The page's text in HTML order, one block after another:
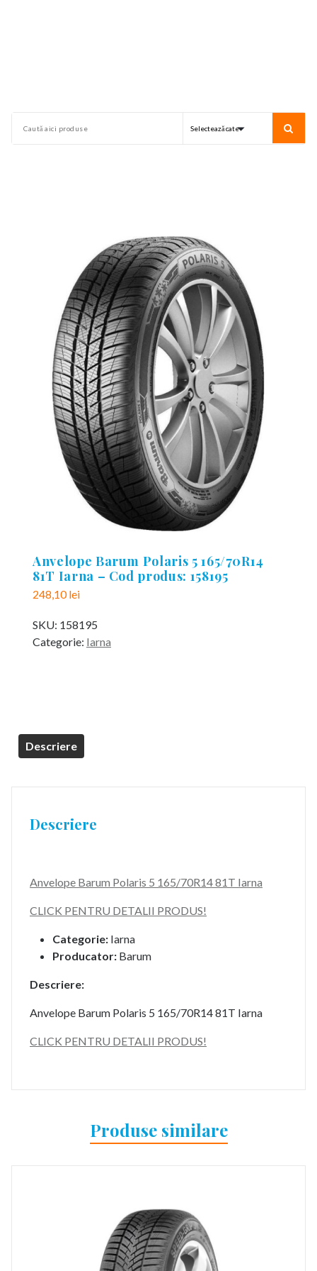
Anvelope Barum Polaris 5 165/70R14
81T Iarna – Cod produs: 158195
248,10lei
SKU: 158195
Categorie: Iarna
Descriere
Descriere
Anvelope Barum Polaris 5 165/70R14 81T Iarna
CLICK PENTRU DETALII PRODUS!
Categorie: Iarna
Producator: Barum
Descriere:
Anvelope Barum Polaris 5 165/70R14 81T Iarna
CLICK PENTRU DETALII PRODUS!
Produse similare